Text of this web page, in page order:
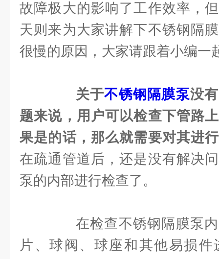
故障极大的影响了工作效率，
天则来为大家讲解下不锈钢隔
很慢的原因，大家请跟着小编一
关于不锈钢隔膜泵没
题来说，用户可以检查下管路
果是的话，那么就需要对其进
在疏通管道后，还是没有解决
泵的内部进行检查了。
在检查不锈钢隔膜泵内
片、球阀、球座和其他易损